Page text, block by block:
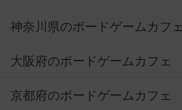
神奈川県のボードゲームカフェ
大阪府のボードゲームカフェ
京都府のボードゲームカフェ